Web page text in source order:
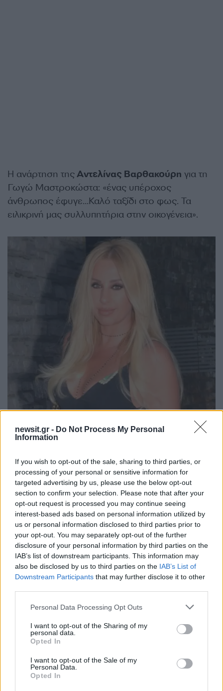
newsit.gr - Do Not Process My Personal
Information
If you wish to opt-out of the sale, sharing to third parties, or
processing of your personal or sensitive information for
targeted advertising by us, please use the below opt-out
section to confirm your selection. Please note that after your
opt-out request is processed you may continue seeing
interest-based ads based on personal information utilized by
us or personal information disclosed to third parties prior to
your opt-out. You may separately opt-out of the further
disclosure of your personal information by third parties on the
IAB’s list of downstream participants. This information may
also be disclosed by us to third parties on the IAB’s List of
Downstream Participants that may further disclose it to other
Please note that this website/app uses one or more Google
not limited to your visit or usage behaviour. You may click to
grant or deny consent to Google and its third-party tags to
use your data for below specified purposes in below Google
consent section.
Personal Data Processing Opt Outs
I want to opt-out of the Sharing of my
personal data.
Opted In
I want to opt-out of the Sale of my
Personal Data.
Opted In
Η ανάρτηση τηςΑντελίνας Βαρθακούρη για τη
Γωγώ Μαστροκώστα: «ένας υπέροχος
άνθρωπος έφυγε…Καλό ταξίδι στο φως. Τα
ειλικρινή μας συλλυπητήρια στην οικογένεια».
Σταματίνα Τσιμτσιλή έγραψε: «τότε που
γελάγαμε ανέμελα! Καλό ταξίδι Γωγώ μας».